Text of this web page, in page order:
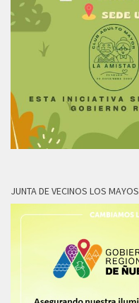
JUNTA DE VECINOS LOS MAYOS